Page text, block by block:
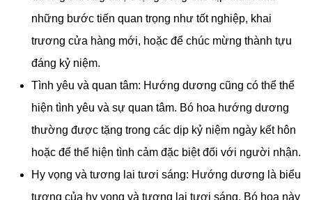
về hướng mặt trời, và với khả năng theo dấu nắng,
chúng tượng trưng cho sự tươi mới và lạc quan. Bó
hoa hướng dương thường là lời chúc mừng sự lạc
quan và động viên người nhận để đối mặt với cuộc
sống tích cực hơn.
Tình bạn và sự đồng hành: Hướng dương luôn trung
thành với mặt trời, và điều này có thể tượng trưng cho
tình bạn đồng hành trong những thời kỳ khó khăn. Bó